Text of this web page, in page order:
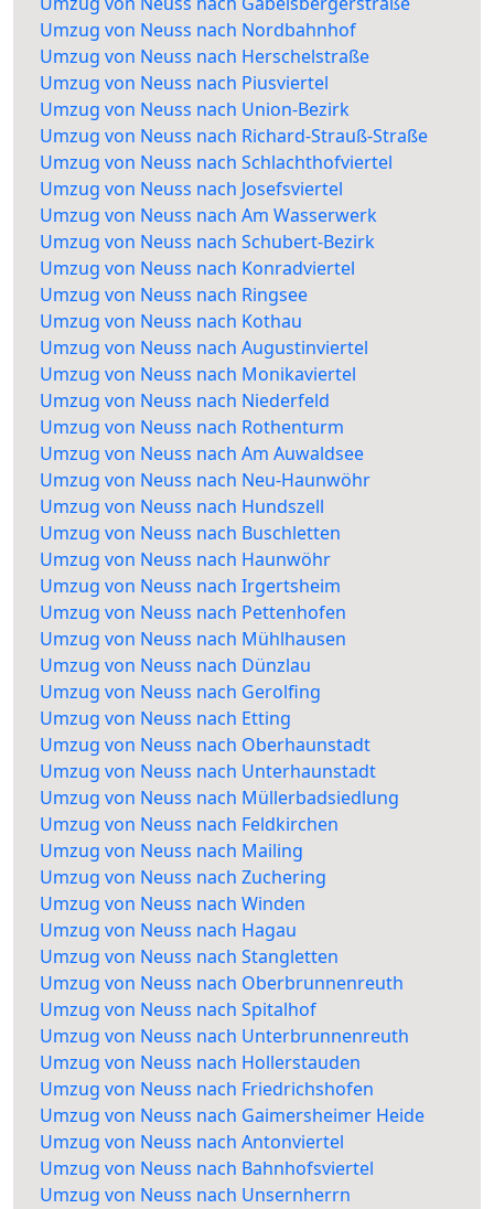
Umzug von Neuss nach Nordbahnhof
Umzug von Neuss nach Herschelstraße
Umzug von Neuss nach Piusviertel
Umzug von Neuss nach Union-Bezirk
Umzug von Neuss nach Richard-Strauß-Straße
Umzug von Neuss nach Schlachthofviertel
Umzug von Neuss nach Josefsviertel
Umzug von Neuss nach Am Wasserwerk
Umzug von Neuss nach Schubert-Bezirk
Umzug von Neuss nach Konradviertel
Umzug von Neuss nach Ringsee
Umzug von Neuss nach Kothau
Umzug von Neuss nach Augustinviertel
Umzug von Neuss nach Monikaviertel
Umzug von Neuss nach Niederfeld
Umzug von Neuss nach Rothenturm
Umzug von Neuss nach Am Auwaldsee
Umzug von Neuss nach Neu-Haunwöhr
Umzug von Neuss nach Hundszell
Umzug von Neuss nach Buschletten
Umzug von Neuss nach Haunwöhr
Umzug von Neuss nach Irgertsheim
Umzug von Neuss nach Pettenhofen
Umzug von Neuss nach Mühlhausen
Umzug von Neuss nach Dünzlau
Umzug von Neuss nach Gerolfing
Umzug von Neuss nach Etting
Umzug von Neuss nach Oberhaunstadt
Umzug von Neuss nach Unterhaunstadt
Umzug von Neuss nach Müllerbadsiedlung
Umzug von Neuss nach Feldkirchen
Umzug von Neuss nach Mailing
Umzug von Neuss nach Zuchering
Umzug von Neuss nach Winden
Umzug von Neuss nach Hagau
Umzug von Neuss nach Stangletten
Umzug von Neuss nach Oberbrunnenreuth
Umzug von Neuss nach Spitalhof
Umzug von Neuss nach Unterbrunnenreuth
Umzug von Neuss nach Hollerstauden
Umzug von Neuss nach Friedrichshofen
Umzug von Neuss nach Gaimersheimer Heide
Umzug von Neuss nach Antonviertel
Umzug von Neuss nach Bahnhofsviertel
Umzug von Neuss nach Unsernherrn